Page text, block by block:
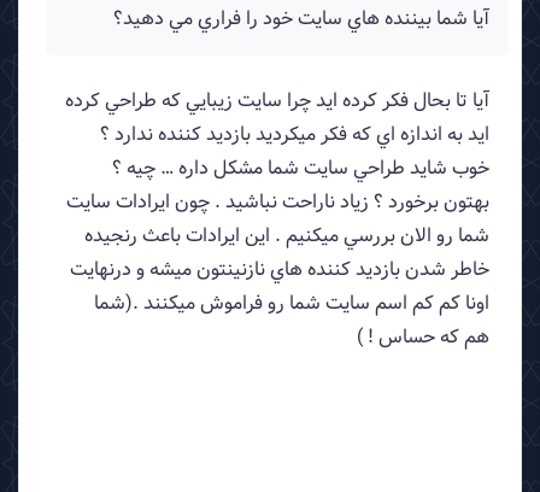
آيا شما بيننده هاي سايت خود را فراري مي دهيد؟
آيا تا بحال فكر كرده ايد چرا سايت زيبايي كه طراحي كرده
ايد به اندازه اي كه فكر ميكرديد بازديد كننده ندارد ؟
خوب شايد طراحي سايت شما مشكل داره … چيه ؟
بهتون برخورد ؟ زياد ناراحت نباشيد . چون ايرادات سايت
شما رو الان بررسي ميكنيم . اين ايرادات باعث رنجيده
خاطر شدن بازديد كننده هاي نازنينتون ميشه و درنهايت
اونا كم كم اسم سايت شما رو فراموش ميكنند .(شما
هم كه حساس ! )